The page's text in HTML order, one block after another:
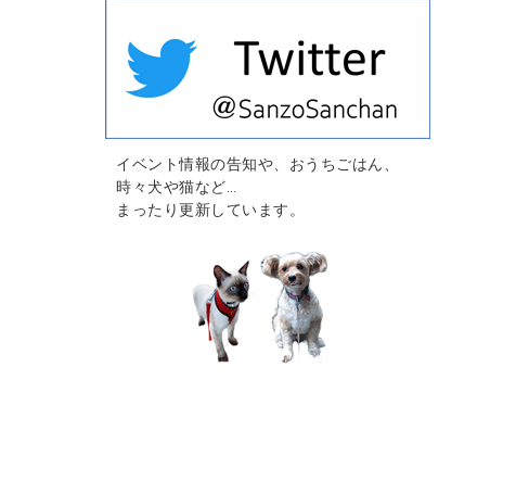
イベント情報の告知や、おうちごはん、
時々犬や猫など…
まったり更新しています。